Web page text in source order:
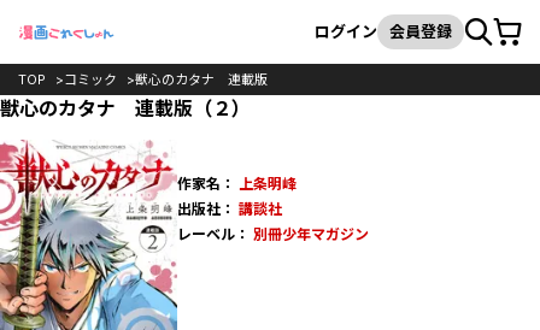
検索
ログイン 会員登録カート
TOP コミック 獣心のカタナ 連載版
獣心のカタナ 連載版（２）
作家名： 上条明峰
出版社： 講談社
レーベル： 別冊少年マガジン